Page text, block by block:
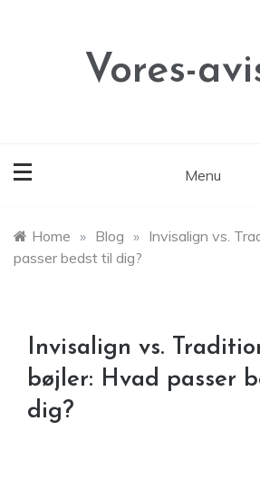
Vores-
Menu
Home » Blog » Invisalign vs.
passer bedst til dig?
Invisalign vs.
bøjler: Hvad passer
dig?